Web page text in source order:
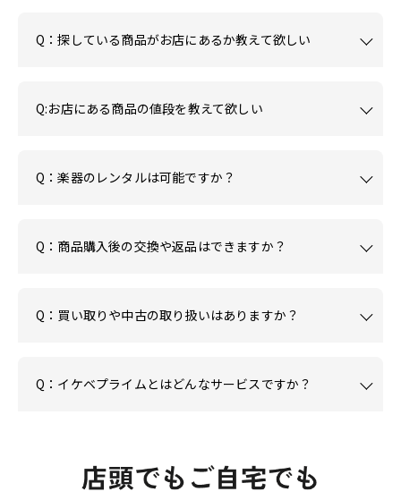
Q：探している商品がお店にあるか教えて欲しい
Q:お店にある商品の値段を教えて欲しい
Q：楽器のレンタルは可能ですか？
Q：商品購入後の交換や返品はできますか？
Q：買い取りや中古の取り扱いはありますか？
Q：イケベプライムとはどんなサービスですか？